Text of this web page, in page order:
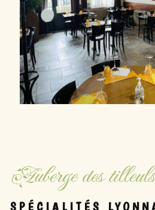
Auberge des tilleuls
SPÉCIALITÉS LYONNAISES À